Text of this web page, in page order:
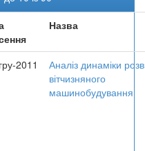
Назва
2011
Аналіз динаміки
вітчизняного
машинобудування